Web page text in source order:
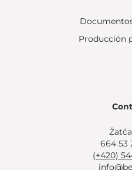
Producción
664 53
(+420)